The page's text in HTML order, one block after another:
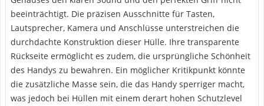
beeinträchtigt. Die präzisen Ausschnitte für Tasten,
Lautsprecher, Kamera und Anschlüsse unterstreichen die
durchdachte Konstruktion dieser Hülle. Ihre transparente
Rückseite ermöglicht es zudem, die ursprüngliche Schönheit
des Handys zu bewahren. Ein möglicher Kritikpunkt könnte
die zusätzliche Masse sein, die das Handy sperriger macht,
was jedoch bei Hüllen mit einem derart hohen Schutzlevel